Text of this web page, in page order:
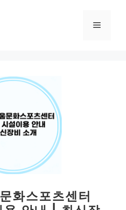
메
화스포츠센터